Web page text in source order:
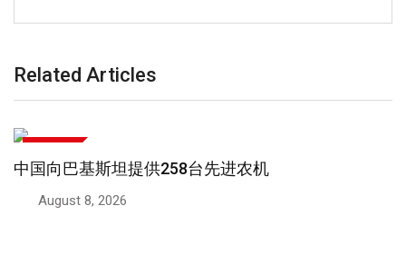
Related Articles
巴基斯坦芒果经陆路口岸抵达新疆，迎来新一季
August 8, 2026